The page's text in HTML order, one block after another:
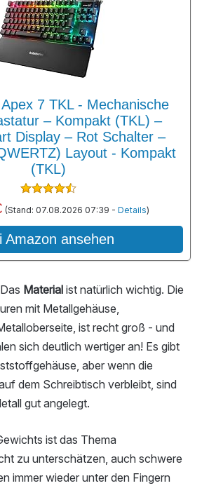
7 TKL - Mechanische
– Kompakt (TKL) –
Display – Rot Schalter –
Layout - Kompakt
(TKL)
(Stand: 07.08.2026 07:39 - Details)
Amazon ansehen
Material ist natürlich wichtig. Die
mit Metallgehäuse,
ist recht groß - und
sich deutlich wertiger an! Es gibt
aber wenn die
dem Schreibtisch verbleibt, sind
gut angelegt.
ist das Thema
zu unterschätzen, auch schwere
immer wieder unter den Fingern